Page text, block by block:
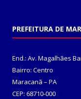
PREFEITURA DE
End.: Av. Magalhães
Bairro: Centro
Maracanã – PA
CEP: 68710-000